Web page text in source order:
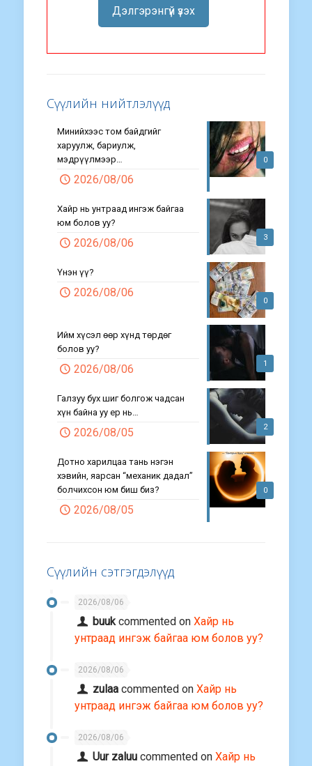
Дэлгэрэнгүй үзэх
Сүүлийн нийтлэлүүд
0
Минийхээс том байдгийг
харуулж, бариулж,
мэдрүүлмээр…
2026/08/06
3
Хайр нь унтраад ингэж байгаа
юм болов уу?
2026/08/06
0
Үнэн үү?
2026/08/06
1
Ийм хүсэл өөр хүнд төрдөг
болов уу?
2026/08/06
2
Галзуу бух шиг болгож чадсан
хүн байна уу ер нь…
2026/08/05
0
Дотно харилцаа тань нэгэн
хэвийн, яарсан “механик дадал”
болчихсон юм биш биз?
2026/08/05
Сүүлийн сэтгэгдэлүүд
2026/08/06
buukcommented onХайр нь
унтраад ингэж байгаа юм болов уу?
2026/08/06
zulaa commented onХайр нь
унтраад ингэж байгаа юм болов уу?
2026/08/06
Uur zaluu commented onХайр нь